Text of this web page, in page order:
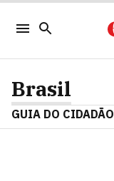
Brasil
GUIA DO CIDADÃO